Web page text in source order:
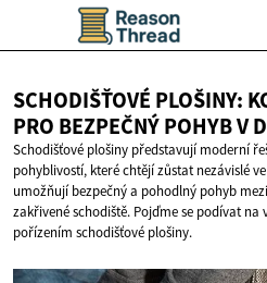
SCHODIŠŤOVÉ PLOŠINY:
PRO BEZPEČNÝ POHYBV
Schodišťové plošiny představují moderní
pohyblivostí, které chtějí zůstat nezávislé
umožňují bezpečný a pohodlný pohyb
zakřivené schodiště. Pojďme se podívat na
pořízením schodišťové plošiny.